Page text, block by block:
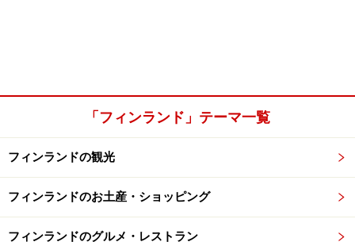
「フィンランド」テーマ一覧
フィンランドの観光
フィンランドのお土産・ショッピング
フィンランドのグルメ・レストラン